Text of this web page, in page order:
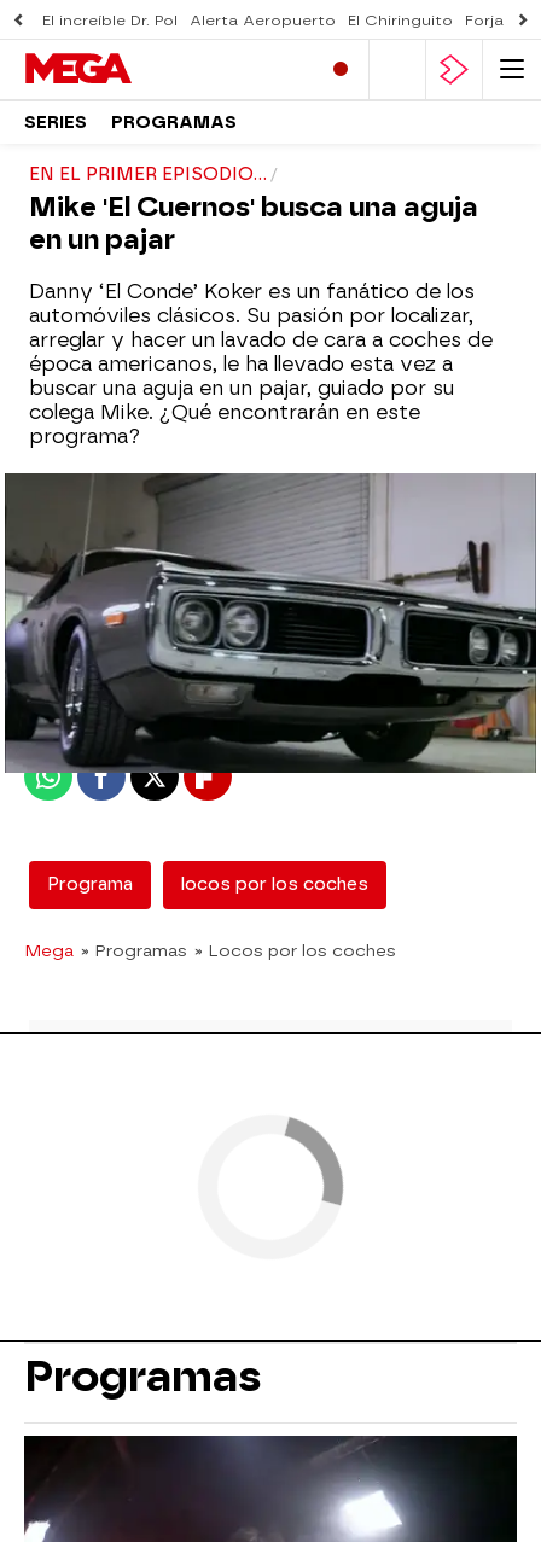
El increíble Dr. Pol Alerta Aeropuerto El Chiringuito Forjado
SERIES PROGRAMAS
EN EL PRIMER EPISODIO...
Mike 'El Cuernos' busca una aguja
en un pajar
Danny ‘El Conde’ Koker es un fanático de los
automóviles clásicos. Su pasión por localizar,
arreglar y hacer un lavado de cara a coches de
época americanos, le ha llevado esta vez a
buscar una aguja en un pajar, guiado por su
colega Mike. ¿Qué encontrarán en este
programa?
mega
Madrid
Publicado: 25 de junio de 2015, 14:20
WhatsappFacebook
X Flipboard
Programa locos por los coches
Mega » Programas » Locos por los coches
Programas